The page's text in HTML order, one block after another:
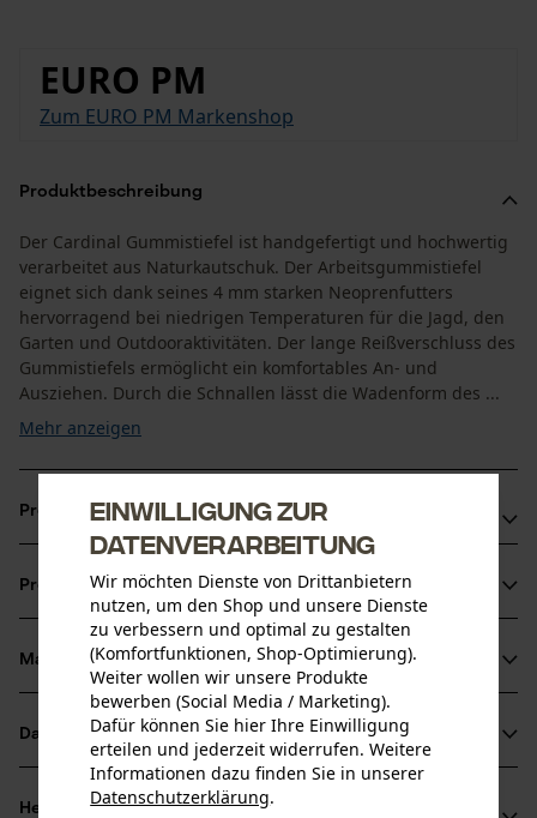
EURO PM
Zum EURO PM Markenshop
Produktbeschreibung
Der Cardinal Gummistiefel ist handgefertigt und hochwertig
verarbeitet aus Naturkautschuk. Der Arbeitsgummistiefel
eignet sich dank seines 4 mm starken Neoprenfutters
hervorragend bei niedrigen Temperaturen für die Jagd, den
Garten und Outdooraktivitäten. Der lange Reißverschluss des
Gummistiefels ermöglicht ein komfortables An- und
Ausziehen. Durch die Schnallen lässt die Wadenform des ...
Mehr anzeigen
Produktvorteile
Wadenumfang des Gummistiefels kann individuell
angepasst werden
Langer Reißverschluss für einfaches An-/Ausziehen
Produktinformationen
Produktdetails
Aktivitätstyp
Arbeiten, Angeln, Jagen, Campen
Material & Pflege
Material
Materialart
Datenblätter
Produktsicherheitsdatenblatt (PDF)
Herstellerinformationen
Einwilligung zur
Datenverarbeitung
Wir möchten Dienste von Drittanbietern
nutzen, um den Shop und unsere Dienste
zu verbessern und optimal zu gestalten
(Komfortfunktionen, Shop-Optimierung).
Weiter wollen wir unsere Produkte
bewerben (Social Media / Marketing).
Dafür können Sie hier Ihre Einwilligung
erteilen und jederzeit widerrufen. Weitere
Informationen dazu finden Sie in unserer
Datenschutzerklärung.